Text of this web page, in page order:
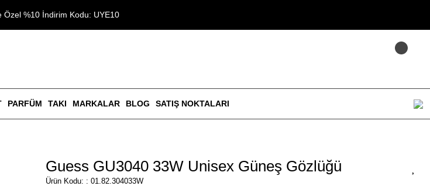
Özel %10 İndirim Kodu: UYE10
PARFÜM TAKI MARKALAR BLOG SATIŞ NOKTALARI
Guess GU3040 33W Unisex Güneş Gözlüğü
Ürün Kodu: : 01.82.304033W